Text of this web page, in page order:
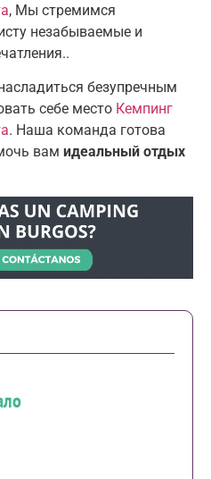
, Мы стремимся
незабываемые и
безупречным
себе место Кемпинг
. Наша команда готова
вам идеальный отдых